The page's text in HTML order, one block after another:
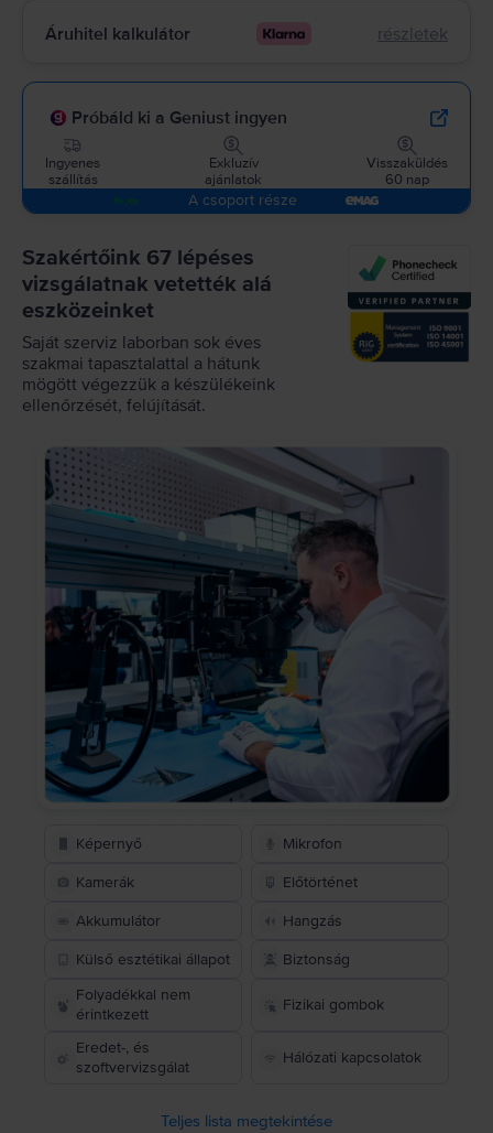
Áruhitel kalkulátor részletek
Próbáld ki a Geniust ingyen
Ingyenes
szállítás
Exkluzív
ajánlatok
Visszaküldés
60 nap
A csoport része
Szakértőink 67 lépéses
vizsgálatnak vetették alá
eszközeinket
Saját szerviz laborban sok éves
szakmai tapasztalattal a hátunk
mögött végezzük a készülékeink
ellenőrzését, felújítását.
Képernyő Mikrofon
Kamerák Előtörténet
Akkumulátor Hangzás
Külső esztétikai állapot
Biztonság
Folyadékkal nem
érintkezett
Fizikai gombok
Eredet-, és
szoftvervizsgálat
Hálózati kapcsolatok
Teljes lista megtekintése